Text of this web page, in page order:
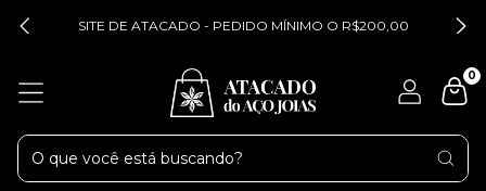
SITE DE ATACADO - PEDIDO MÍNIMO O R$200,00
0